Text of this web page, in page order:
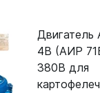
Двигатель
4B (АИР
380В для